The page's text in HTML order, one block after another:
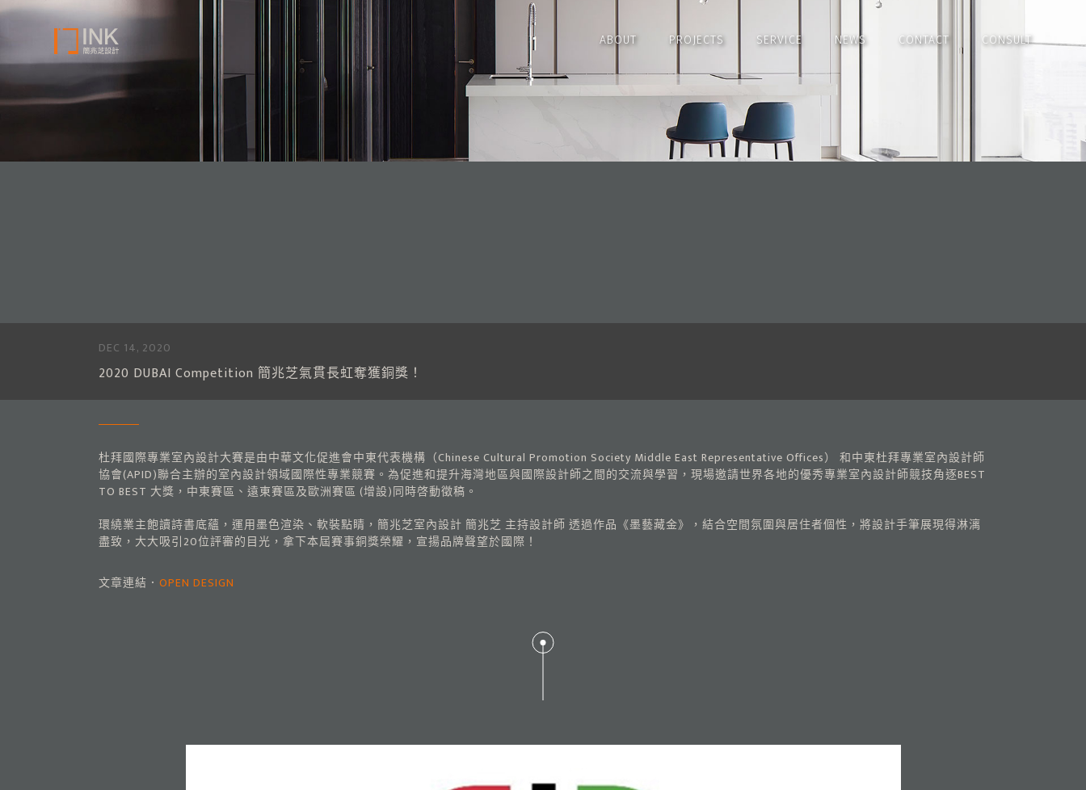
ABOUT PROJECTS SERVICE NEWS CONTACT CONSULT
DEC 14, 2020
2020 DUBAI Competition 簡兆芝氣貫長虹奪獲銅獎！
杜拜國際專業室內設計大賽是由中華文化促進會中東代表機構（Chinese Cultural Promotion Society Middle East Representative Offices） 和中東杜拜專業室內設計師
協會(APID)聯合主辦的室內設計領域國際性專業競賽。為促進和提升海灣地區與國際設計師之間的交流與學習，現場邀請世界各地的優秀專業室內設計師競技角逐BEST
TO BEST 大獎，中東賽區、遠東賽區及歐洲賽區 (增設)同時啓動徵稿。
環繞業主飽讀詩書底蘊，運用墨色渲染、軟裝點睛，簡兆芝室內設計 簡兆芝 主持設計師 透過作品《墨藝藏金》，結合空間氛圍與居住者個性，將設計手筆展現得淋漓
盡致，大大吸引20位評審的目光，拿下本屆賽事銅獎榮耀，宣揚品牌聲望於國際！
文章連結． OPEN DESIGN